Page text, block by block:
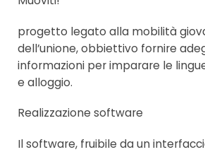
progetto legato alla mobilità
dell’unione, obbiettivo fornire
informazioni per imparare le
e alloggio.
Realizzazione software
Il software, fruibile da un